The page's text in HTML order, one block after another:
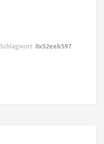
Schlagwort 0x52eeb597